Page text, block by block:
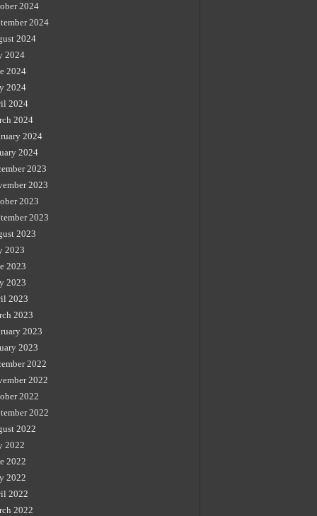
2024
2024
2024
2024
2024
2024
2024
2024
2024
2024
2023
2023
2023
2023
2023
2023
2023
2023
2023
2023
2023
2023
2022
2022
2022
2022
2022
2022
2022
2022
2022
2022